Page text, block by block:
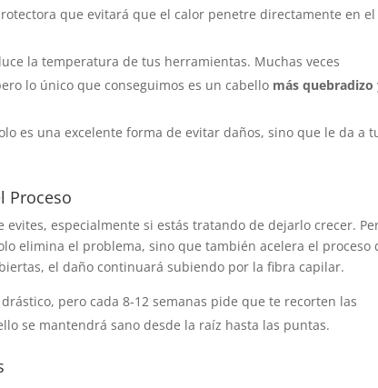
que evitará que el calor penetre directamente en el
la temperatura de tus herramientas. Muchas veces
lo único que conseguimos es un cabello más quebradizo
es una excelente forma de evitar daños, sino que le da a
Proceso
especialmente si estás tratando de dejarlo crecer.
elimina el problema, sino que también acelera el proceso
el daño continuará subiendo por la fibra capilar.
pero cada 8-12 semanas pide que te recorten las
se mantendrá sano desde la raíz hasta las puntas.